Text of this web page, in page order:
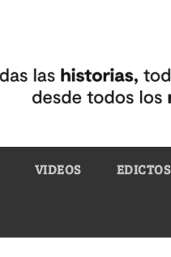
VIDEOS EDICTOS